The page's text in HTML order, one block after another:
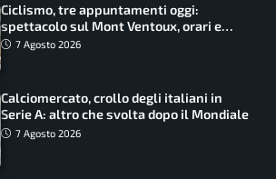
Ciclismo, tre appuntamenti oggi:
spettacolo sul Mont Ventoux, orari e
come vederli
7 Agosto 2026
Calciomercato, crollo degli italiani in
Serie A: altro che svolta dopo il Mondiale
7 Agosto 2026